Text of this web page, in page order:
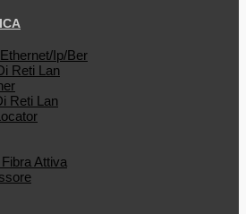
Ip/Ber
Reti Lan
Reti Lan
Attiva